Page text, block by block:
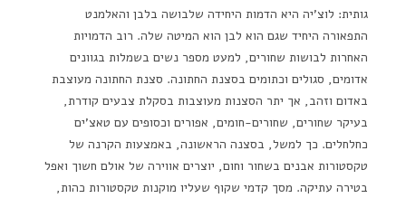
גותית: לוצ'יה היא הדמות היחידה שלבושה בלבן והאלמנט
התפאורה היחיד שגם הוא לבן הוא המיטה שלה. רוב הדמויות
האחרות לבושות שחורים, למעט מספר נשים בשמלות בגוונים
אדומים, סגולים וכתומים בסצנת החתונה. סצנת החתונה מעוצבת
באדום וזהב, אך יתר הסצנות מעוצבות בסקלת צבעים קודרת,
בעיקר שחורים, שחורים-חומים, אפורים וכסופים עם טאצ'ים
כחלחלים. כך למשל, בסצנה הראשונה, באמצעות הקרנה של
טקסטורות אבנים בשחור וחום, יוצרים אווירה של אולם חשוך ואפל
בטירה עתיקה. מסך קדמי שקוף שעליו מוקנות טקסטורות כהות,